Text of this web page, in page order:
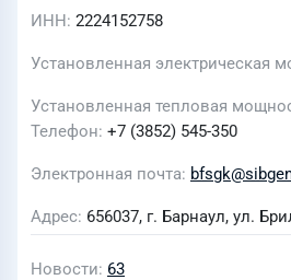
ИНН 2224152758
Установленная электрическая
Установленная тепловая
Телефон +7 (3852) 545-350
Электронная почта
Адрес 656037, г. Барнаул, ул.
Новости 63